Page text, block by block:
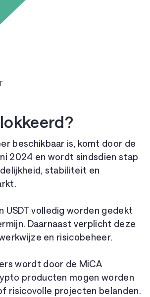
beschikbaar is, komt door de
2024 en wordt sindsdien stap
stabiliteit en
USDT volledig worden gedekt
Daarnaast verplicht deze
en risicobeheer.
wordt door de MiCA
producten mogen worden
risicovolle projecten belanden.